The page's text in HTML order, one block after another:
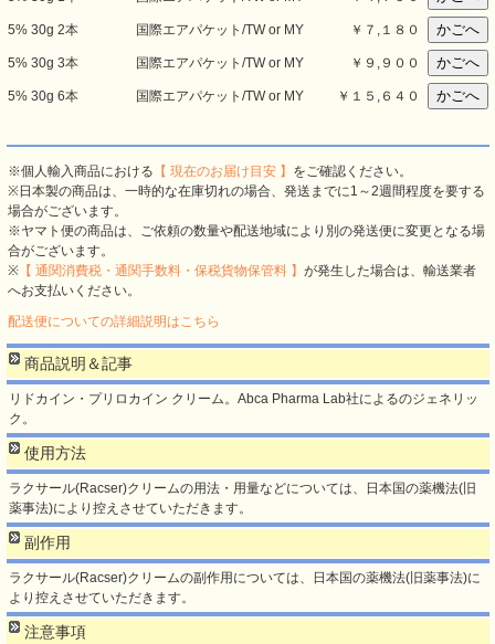
5% 30g 2本 国際エアパケット/TW or MY ￥ ７,１８０
5% 30g 3本 国際エアパケット/TW or MY ￥ ９,９００
5% 30g 6本 国際エアパケット/TW or MY ￥ １５,６４０
※個人輸入商品における 【 現在のお届け目安 】 をご確認ください。
※日本製の商品は、一時的な在庫切れの場合、発送までに1～2週間程度を要する
場合がございます。
※ヤマト便の商品は、ご依頼の数量や配送地域により別の発送便に変更となる場
合がございます。
※ 【 通関消費税・通関手数料・保税貨物保管料 】 が発生した場合は、輸送業者
へお支払いください。
配送便についての詳細説明はこちら
商品説明＆記事
リドカイン・プリロカイン クリーム。Abca Pharma Lab社によるのジェネリッ
ク。
使用方法
ラクサール(Racser)クリームの用法・用量などについては、日本国の薬機法(旧
薬事法)により控えさせていただきます。
副作用
ラクサール(Racser)クリームの副作用については、日本国の薬機法(旧薬事法)に
より控えさせていただきます。
注意事項